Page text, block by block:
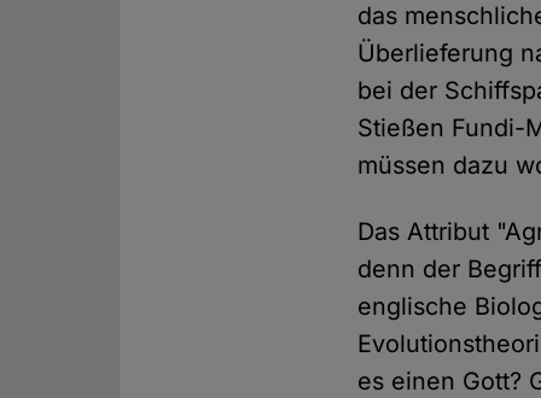
das
Überlieferung
bei der
Stießen Fundi-
müssen dazu
Das Attribut
denn der
englische
es einen Gott?